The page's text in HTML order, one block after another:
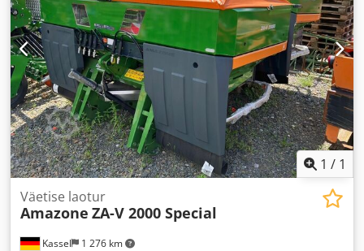
1 / 1
Kassel 1 276 km
Väetise laotur
Amazone ZA-V 2000 Special